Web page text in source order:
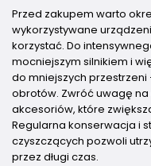
Przed zakupem warto
wykorzystywane
korzystać. Do
mocniejszym silnikiem i
do mniejszych
obrotów. Zwróć uwagę
akcesoriów, które
Regularna konserwacja i
czyszczących pozwoli
przez długi czas.